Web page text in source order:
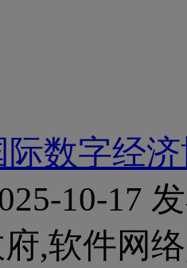
际数字经
10-17
,软件网